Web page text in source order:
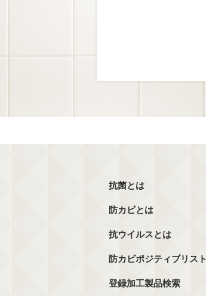
抗菌とは
防カビとは
抗ウイルスとは
防カビポジティブリスト
登録加工製品検索